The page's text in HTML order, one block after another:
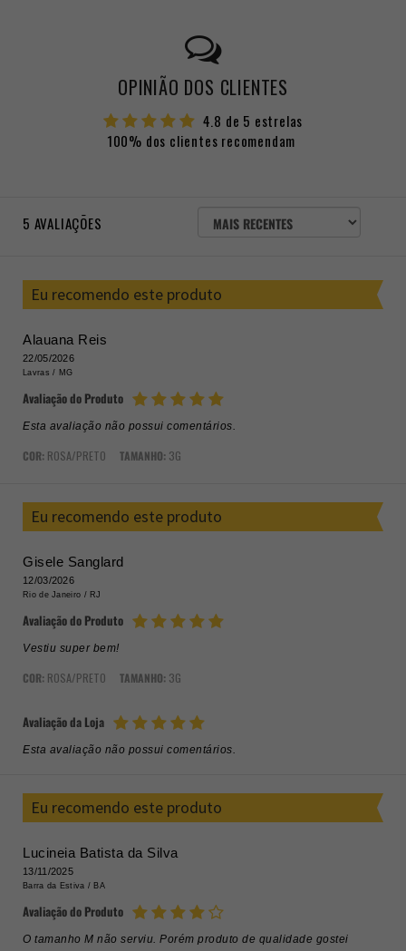
OPINIÃO DOS CLIENTES
4.8 de 5 estrelas
100% dos clientes recomendam
5 AVALIAÇÕES
ORDENAR
AVALIAÇÕES
Eu recomendo este produto
Alauana Reis
22/05/2026
Lavras / MG
Avaliação do Produto
Esta avaliação não possui comentários.
COR: ROSA/PRETO TAMANHO: 3G
Eu recomendo este produto
Gisele Sanglard
12/03/2026
Rio de Janeiro / RJ
Avaliação do Produto
Vestiu super bem!
COR: ROSA/PRETO TAMANHO: 3G
Avaliação da Loja
Esta avaliação não possui comentários.
Eu recomendo este produto
Lucineia Batista da Silva
13/11/2025
Barra da Estiva / BA
Avaliação do Produto
O tamanho M não serviu. Porém produto de qualidade gostei